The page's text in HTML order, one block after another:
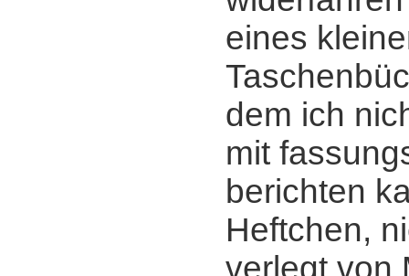
eines
dem ich
mit
berichten
Heftchen,
verlegt von